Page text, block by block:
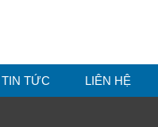
TIN TỨC LIÊN HỆ